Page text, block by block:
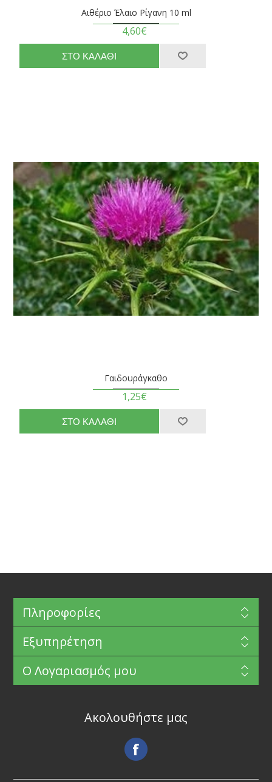
Αιθέριο Έλαιο Ρίγανη 10 ml
4,60€
Γαιδουράγκαθο
1,25€
Πληροφορίες
Εξυπηρέτηση
Ο Λογαριασμός μου
Ακολουθήστε μας